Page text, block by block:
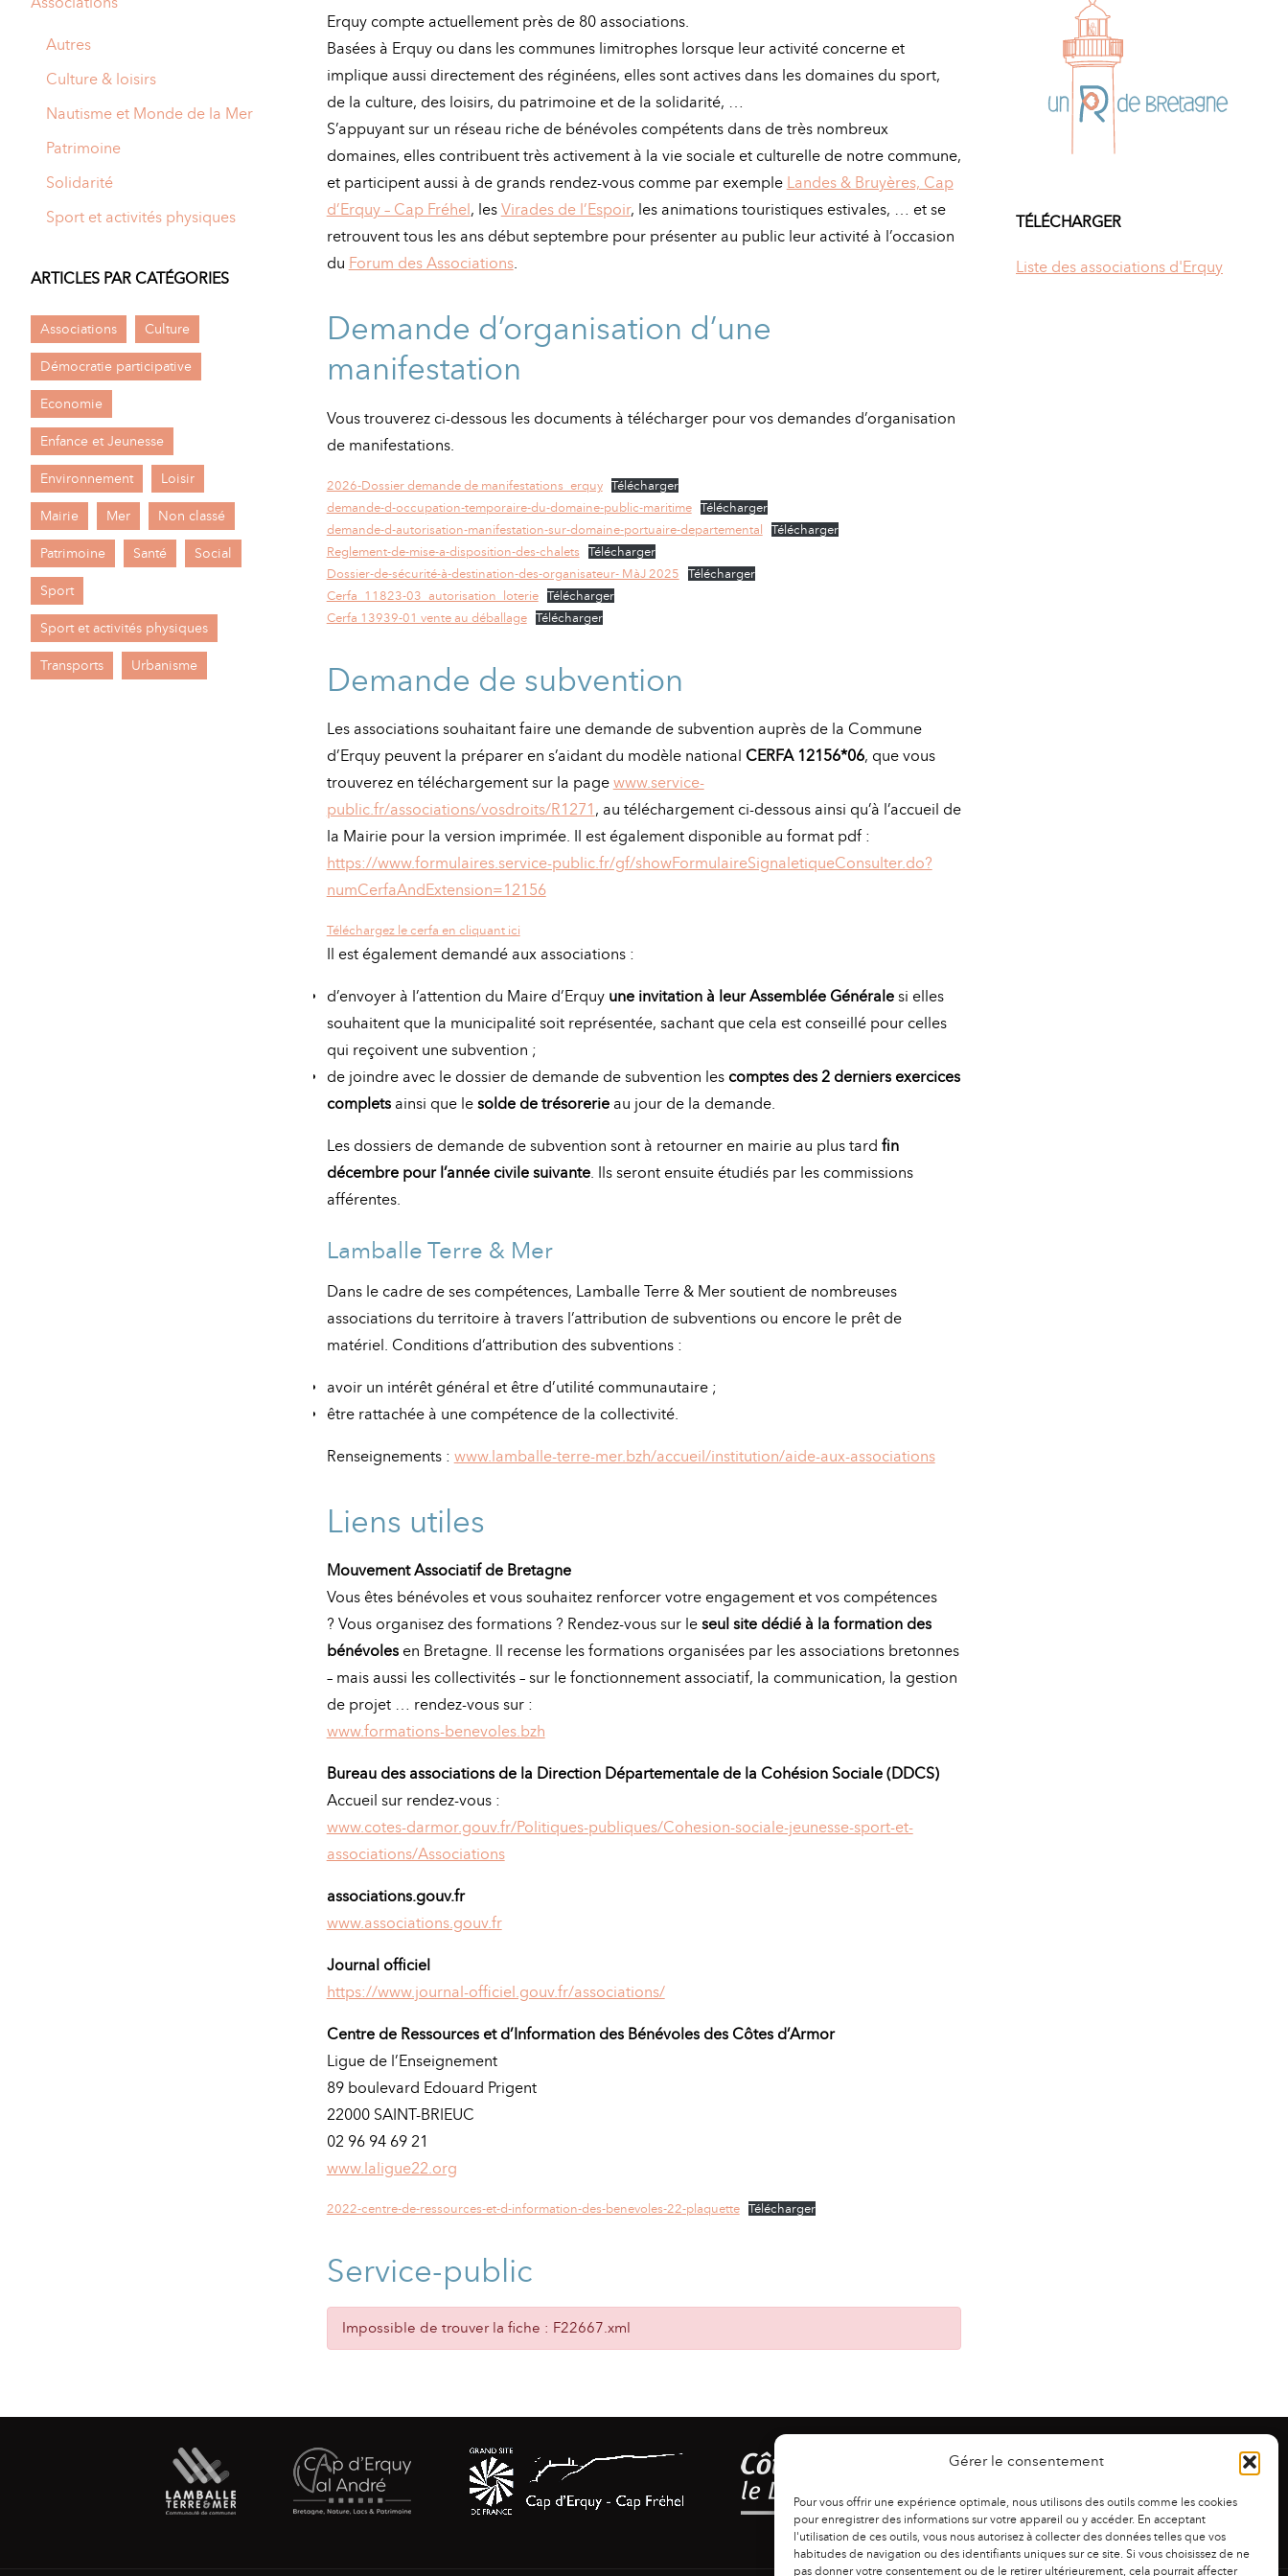
Gérer le consentement
Pour vous offrir une expérience optimale, nous utilisons des outils comme les cookies
pour enregistrer des informations sur votre appareil ou y accéder. En acceptant
l'utilisation de ces outils, vous nous autorisez à collecter des données telles que vos
habitudes de navigation ou des identifiants uniques sur ce site. Si vous choisissez de ne
pas donner votre consentement ou de le retirer ultérieurement, cela pourrait affecter
R
Erquy compte actuellement près de 80 associations.
Basées à Erquy ou dans les communes limitrophes lorsque leur activité concerne et
implique aussi directement des réginéens, elles sont actives dans les domaines du sport,
de la culture, des loisirs, du patrimoine et de la solidarité, …
S’appuyant sur un réseau riche de bénévoles compétents dans de très nombreux
domaines, elles contribuent très activement à la vie sociale et culturelle de notre commune,
et participent aussi à de grands rendez-vous comme par exemple Landes & Bruyères, Cap
d’Erquy – Cap Fréhel , les Virades de l’Espoir, les animations touristiques estivales, … et se
retrouvent tous les ans début septembre pour présenter au public leur activité à l’occasion
du Forum des Associations.
Demande d’organisation d’une
manifestation
Vous trouverez ci-dessous les documents à télécharger pour vos demandes d’organisation
de manifestations.
2026-Dossier demande de manifestations_erquy
Télécharger
demande-d-occupation-temporaire-du-domaine-public-maritime
Télécharger
demande-d-autorisation-manifestation-sur-domaine-portuaire-departemental
Télécharger
Reglement-de-mise-a-disposition-des-chalets
Télécharger
Dossier-de-sécurité-à-destination-des-organisateur- MàJ 2025
Télécharger
Cerfa_11823-03_autorisation_loterie
Télécharger
Cerfa 13939-01 vente au déballage
Télécharger
Demande de subvention
Les associations souhaitant faire une demande de subvention auprès de la Commune
d’Erquy peuvent la préparer en s’aidant du modèle national CERFA 12156*06, que vous
trouverez en téléchargement sur la page www.service-
public.fr/associations/vosdroits/R1271 , au téléchargement ci-dessous ainsi qu’à l’accueil de
la Mairie pour la version imprimée. Il est également disponible au format pdf :
https://www.formulaires.service-public.fr/gf/showFormulaireSignaletiqueConsulter.do?
numCerfaAndExtension=12156
Téléchargez le cerfa en cliquant ici
Il est également demandé aux associations :
d’envoyer à l’attention du Maire d’Erquy une invitation à leur Assemblée Généralesi elles
souhaitent que la municipalité soit représentée, sachant que cela est conseillé pour celles
qui reçoivent une subvention ;
de joindre avec le dossier de demande de subvention les comptes des 2 derniers exercices
completsainsi que le solde de trésorerieau jour de la demande.
Les dossiers de demande de subvention sont à retourner en mairie au plus tard fin
décembre pour l’année civile suivante. Ils seront ensuite étudiés par les commissions
afférentes.
Lamballe Terre & Mer
Dans le cadre de ses compétences, Lamballe Terre & Mer soutient de nombreuses
associations du territoire à travers l’attribution de subventions ou encore le prêt de
matériel. Conditions d’attribution des subventions :
avoir un intérêt général et être d’utilité communautaire ;
être rattachée à une compétence de la collectivité.
Renseignements : www.lamballe-terre-mer.bzh/accueil/institution/aide-aux-associations
Liens utiles
Mouvement Associatif de Bretagne
Vous êtes bénévoles et vous souhaitez renforcer votre engagement et vos compétences
? Vous organisez des formations ? Rendez-vous sur le seul site dédié à la formation des
bénévolesen Bretagne. Il recense les formations organisées par les associations bretonnes
– mais aussi les collectivités – sur le fonctionnement associatif, la communication, la gestion
de projet … rendez-vous sur :
www.formations-benevoles.bzh
Bureau des associations de la Direction Départementale de la Cohésion Sociale (DDCS)
Accueil sur rendez-vous :
www.cotes-darmor.gouv.fr/Politiques-publiques/Cohesion-sociale-jeunesse-sport-et-
associations/Associations
associations.gouv.fr
www.associations.gouv.fr
Journal officiel
https://www.journal-officiel.gouv.fr/associations/
Centre de Ressources et d’Information des Bénévoles des Côtes d’Armor
Ligue de l’Enseignement
89 boulevard Edouard Prigent
22000 SAINT-BRIEUC
02 96 94 69 21
www.laligue22.org
2022-centre-de-ressources-et-d-information-des-benevoles-22-plaquette Télécharger
Service-public
Impossible de trouver la fiche : F22667.xml
Autres
Culture & loisirs
Nautisme et Monde de la Mer
Patrimoine
Solidarité
Sport et activités physiques
ARTICLES PAR CATÉGORIES
Associations Culture
Démocratie participative
Economie
Enfance et Jeunesse
Environnement Loisir
Mairie Mer Non classé
Patrimoine Santé Social
Sport
Sport et activités physiques
Transports Urbanisme
TÉLÉCHARGER
Liste des associations d'Erquy